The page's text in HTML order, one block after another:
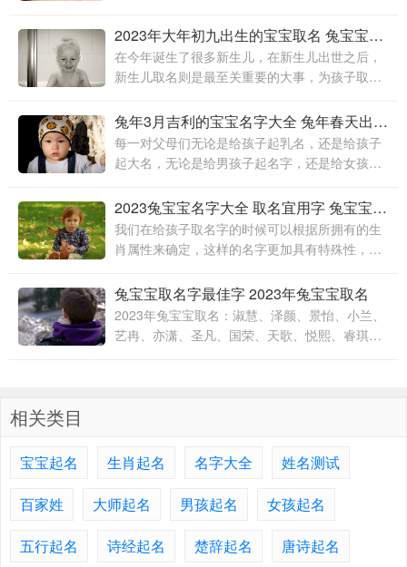
自己的宝宝，2月出生的宝宝怎么取名呢？想要知
道更多的取名方法，可以看看下文的建议
2023年大年初九出生的宝宝取名 兔宝宝吉祥好听的名字
在今年诞生了很多新生儿，在新生儿出世之后，
新生儿取名则是最至关重要的大事，为孩子取名
时，家长要考虑名字简单顺口，好读易记，这样
才有助于孩子生活，利于和别人交流，名字还要
内涵好
兔年3月吉利的宝宝名字大全 兔年春天出生的宝宝取名
每一对父母们无论是给孩子起乳名，还是给孩子
起大名，无论是给男孩子起名字，还是给女孩子
起名字，对此都是一件特别重要的事情，所以对
这件事情一定要非常的谨慎，而且给孩子起名字
还有非常多的讲究
2023兔宝宝名字大全 取名宜用字 兔宝宝寓意爱国的名字
我们在给孩子取名字的时候可以根据所拥有的生
肖属性来确定，这样的名字更加具有特殊性，更
加的具有意义，对孩子来说也是一个具有特殊来
源的名字，这样的名字会是一个好名字
兔宝宝取名字最佳字 2023年兔宝宝取名
2023年兔宝宝取名：淑慧、泽颜、景怡、小兰、
艺冉、亦潇、圣凡、国荣、天歌、悦熙、睿琪、
永泽、瑞鑫、一娜、以诺、君雨、沐翰、晓薇、
相关类目
宝宝起名 生肖起名 名字大全
姓名测试
百家姓
大师起名 男孩起名
女孩起名
五行起名
诗经起名 楚辞起名
唐诗起名